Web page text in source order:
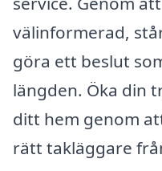
välinformerad,
göra ett beslut
längden. Öka din
ditt hem genom
rätt takläggare